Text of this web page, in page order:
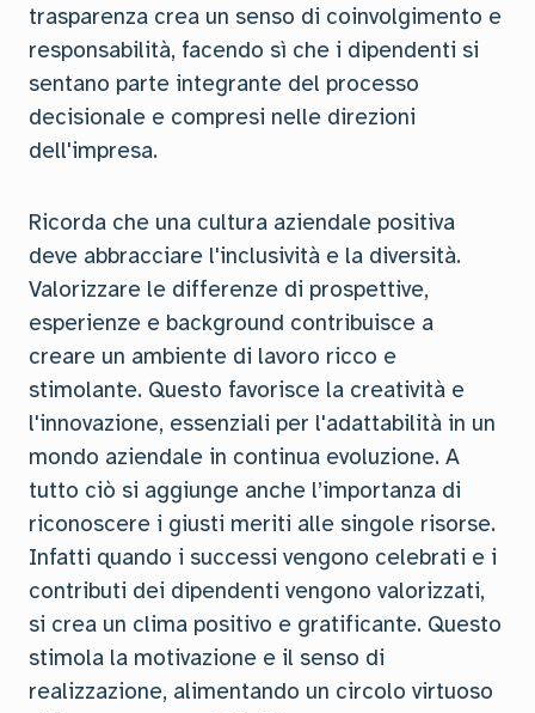
trasparenza crea un senso di coinvolgimento e
responsabilità, facendo sì che i dipendenti si
sentano parte integrante del processo
decisionale e compresi nelle direzioni
dell'impresa.
Ricorda che una cultura aziendale positiva
deve abbracciare l'inclusività e la diversità.
Valorizzare le differenze di prospettive,
esperienze e background contribuisce a
creare un ambiente di lavoro ricco e
stimolante. Questo favorisce la creatività e
l'innovazione, essenziali per l'adattabilità in un
mondo aziendale in continua evoluzione. A
tutto ciò si aggiunge anche l’importanza di
riconoscere i giusti meriti alle singole risorse.
Infatti quando i successi vengono celebrati e i
contributi dei dipendenti vengono valorizzati,
si crea un clima positivo e gratificante. Questo
stimola la motivazione e il senso di
realizzazione, alimentando un circolo virtuoso